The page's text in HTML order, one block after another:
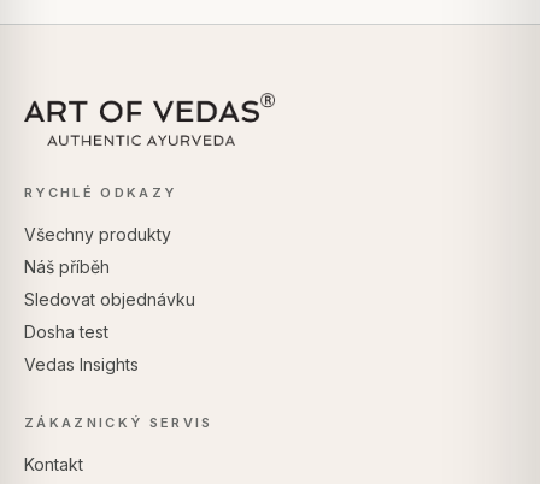
RYCHLÉ ODKAZY
Všechny produkty
Náš příběh
Sledovat objednávku
Dosha test
Vedas Insights
ZÁKAZNICKÝ SERVIS
Kontakt